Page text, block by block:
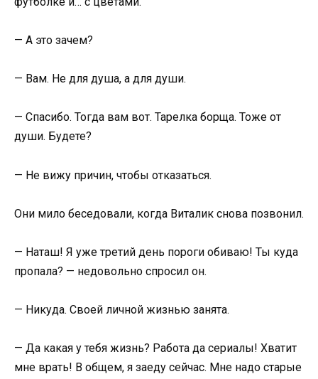
— А это зачем?
— Вам. Не для душа, а для души.
— Спасибо. Тогда вам вот. Тарелка борща. Тоже от
души. Будете?
— Не вижу причин, чтобы отказаться.
Они мило беседовали, когда Виталик снова позвонил.
— Наташ! Я уже третий день пороги обиваю! Ты куда
пропала? — недовольно спросил он.
— Никуда. Своей личной жизнью занята.
— Да какая у тебя жизнь? Работа да сериалы! Хватит
мне врать! В общем, я заеду сейчас. Мне надо старые